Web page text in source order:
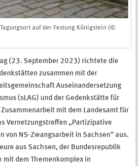
auf der Festung Königstein (©
(23. September 2023) richtete die
zusammen mit der
Auseinandersetzung
(sLAG) und der Gedenkstätte für
mit dem Landesamt für
Vernetzungstreffen „Partizipative
von NS-Zwangsarbeit in Sachsen“ aus.
aus Sachsen, der Bundesrepublik
mit dem Themenkomplex in